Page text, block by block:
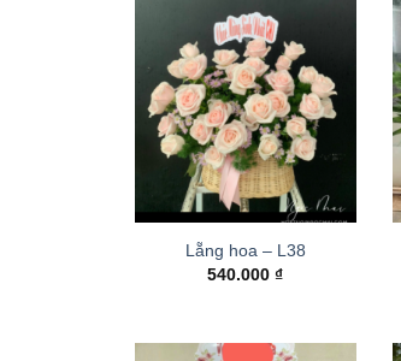
Lẵng hoa – L38
540.000₫